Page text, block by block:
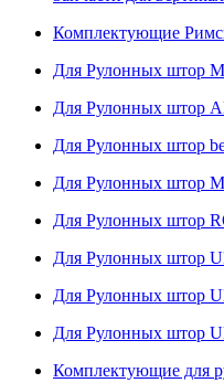
Комплектующие
Для Рулонных штор
Для Рулонных штор
Для Рулонных штор
Для Рулонных штор
Для Рулонных штор
Для Рулонных штор
Для Рулонных штор
Для Рулонных штор
Комплектующие для